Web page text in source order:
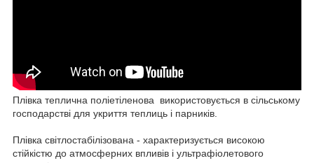
Плівка теплична поліетіленова використовується в сільському
господарстві для укриття теплиць і парників.
Плівка світлостабілізована - характеризується високою
стійкістю до атмосферних впливів і ультрафіолетового